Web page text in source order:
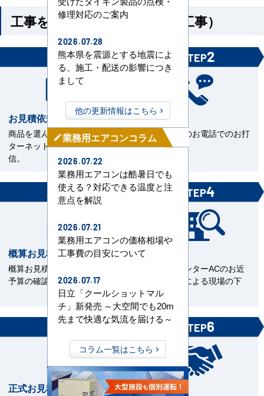
工事を依頼される方（機器＋工事）
STEP1
お見積依頼
商品を選んで見積依頼をイン
ターネットまたはFAXで送
信。
STEP2
お打合せ
当社担当とのお電話でのお打
合せ。
STEP3
概算お見積書を確認
概算お見積をご覧いただきご
予算の確認。
STEP4
現場下見
エアコンセンターACのお近
くの直工店による現場の下
見。
STEP5
正式お見積書の確認
STEP6
ご契約
修理対応のご案内
2026.07.28
熊本県を震源とする地震によ
る、施工・配送の影響につき
まして
他の更新情報はこちら
mode_edit業務用エアコンコラム
2026.07.22
業務用エアコンは酷暑日でも
使える？対応できる温度と注
意点を解説
2026.07.21
業務用エアコンの価格相場や
工事費の目安について
2026.07.17
日立「クールショットマル
チ」新発売 ～大空間でも20m
先まで快適な気流を届ける～
コラム一覧はこちら